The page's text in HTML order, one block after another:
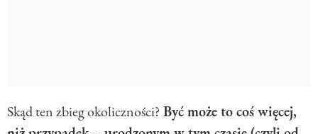
Skąd ten zbieg okoliczności?Być może to coś więcej,